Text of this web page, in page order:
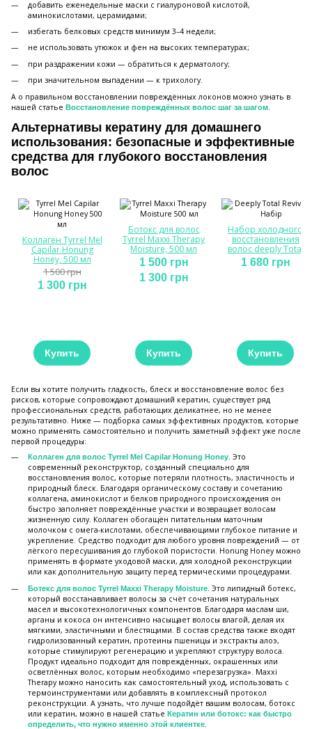
добавить еженедельные маски с гиалуроновой кислотой,
аминокислотами, церамидами;
избегать белковых средств минимум 3–4 недели;
не использовать утюжок и фен на высоких температурах;
при раздражении кожи — обратиться к дерматологу;
при значительном выпадении — к трихологу.
А о правильном восстановлении повреждённых локонов можно узнать в
нашей статье Восстановление повреждённых волос шаг за шагом
Альтернативы кератину для домашнего
использования: безопасные и эффективные
средства для глубокого восстановления
волос
Коллаген Tyrrel Mel
Capilar Honung
Honey, 500 мл
1 500 грн
1 300 грн
Купить
Ботокс для волос
Tyrrel Maxxi Therapy
Moisture, 500 мл
1 500 грн
1 300 грн
Купить
Набор холодного
восстановления
волос deeply Total
Revival (2 шт)
1 680 грн
Купить
Если вы хотите получить гладкость, блеск и восстановление волос без
рисков, которые сопровождают домашний кератин, существует ряд
профессиональных средств, работающих деликатнее, но не менее
результативно. Ниже — подборка самых эффективных продуктов, которые
можно применять самостоятельно и получить заметный эффект уже после
первой процедуры:
Коллаген для волос Tyrrel Mel Capilar Honung Honey. Это
современный реконструктор, созданный специально для
восстановления волос, которые потеряли плотность, эластичность и
природный блеск. Благодаря органическому составу и сочетанию
коллагена, аминокислот и белков природного происхождения он
быстро заполняет повреждённые участки и возвращает волосам
жизненную силу. Коллаген обогащён питательным маточным
молочком с омега-кислотами, обеспечивающими глубокое питание и
укрепление. Средство подходит для любого уровня повреждений — от
лёгкого пересушивания до глубокой пористости. Honung Honey можно
применять в формате уходовой маски, для холодной реконструкции
или как дополнительную защиту перед термическими процедурами.
Ботекс для волос Tyrrel Maxxi Therapy Moisture . Это липидный ботекс,
который восстанавливает волосы за счёт сочетания натуральных
масел и высокотехнологичных компонентов. Благодаря маслам ши,
арганы и кокоса он интенсивно насыщает волосы влагой, делая их
мягкими, эластичными и блестящими. В состав средства также входят
гидролизованный кератин, протеины пшеницы и экстракты алоэ,
которые стимулируют регенерацию и укрепляют структуру волоса.
Продукт идеально подходит для повреждённых, окрашенных или
осветлённых волос, которым необходимо «перезагрузка». Maxxi
Therapy можно наносить как самостоятельный уход, использовать с
термоинструментами или добавлять в комплексный протокол
реконструкции. А узнать, что лучше подойдёт вашим волосам, ботокс
или кератин, можно в нашей статье Кератин или ботокс: как быстро
определить, что нужно именно этой клиентке